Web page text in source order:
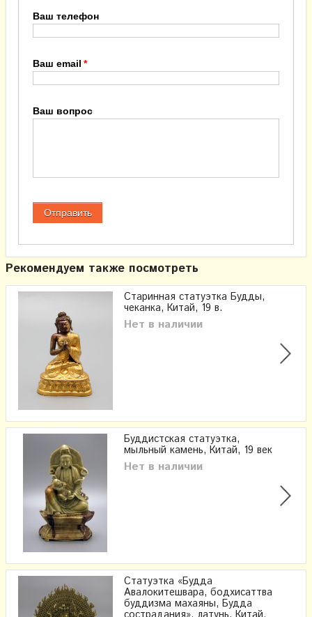
Ваш телефон
Ваш email
Ваш вопрос
Рекомендуем также посмотреть
Старинная статуэтка Будды,
чеканка, Китай, 19 в.
Нет в наличии
Буддистская статуэтка,
мыльный камень, Китай, 19 век
Нет в наличии
Статуэтка «Будда
Авалокитешвара, бодхисаттва
буддизма махаяны, Будда